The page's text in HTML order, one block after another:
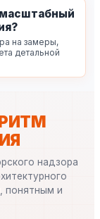
на замеры,
детальной
надзора
понятным и